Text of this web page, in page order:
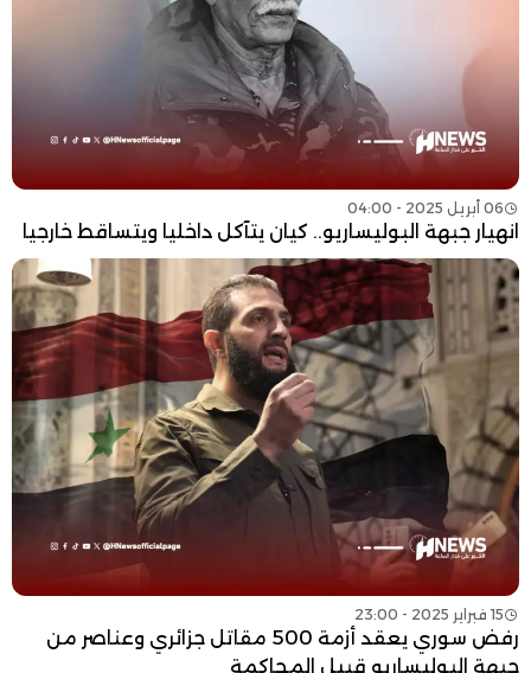
06 أبريل 2025 - 04:00
انهيار جبهة البوليساريو.. كيان يتآكل داخليا ويتساقط خارجيا
15 فبراير 2025 - 23:00
رفض سوري يعقد أزمة 500 مقاتل جزائري وعناصر من
جبهة البوليساريو قبيل المحاكمة